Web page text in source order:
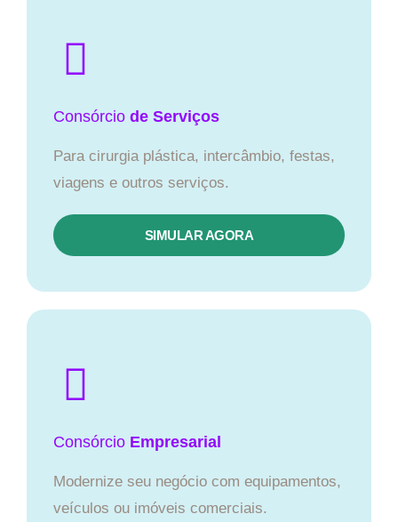
Consórcio de Serviços
Para cirurgia plástica, intercâmbio, festas,
viagens e outros serviços.
SIMULAR AGORA
Consórcio Empresarial
Modernize seu negócio com equipamentos,
veículos ou imóveis comerciais.